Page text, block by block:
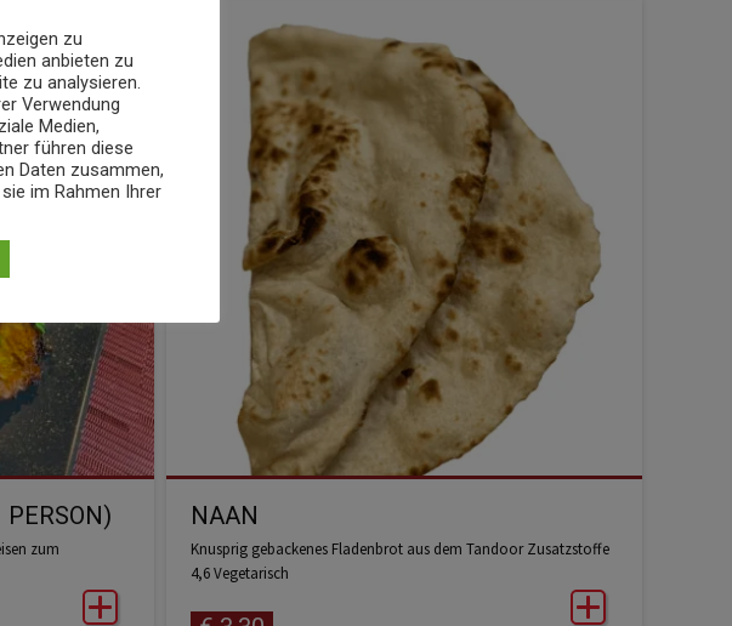
PERSON)
zum
NAAN
Knusprig gebackenes Fladenbrot aus dem Tandoor Zusatzstoffe
4,6 Vegetarisch
zu
anbieten zu
zu analysieren.
Verwendung
Medien,
führen diese
Daten zusammen,
im Rahmen Ihrer